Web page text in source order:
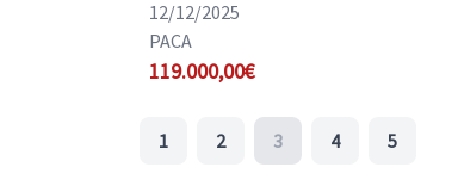
12/12/2025
PACA
119.000,00€
1 2 3 4 5